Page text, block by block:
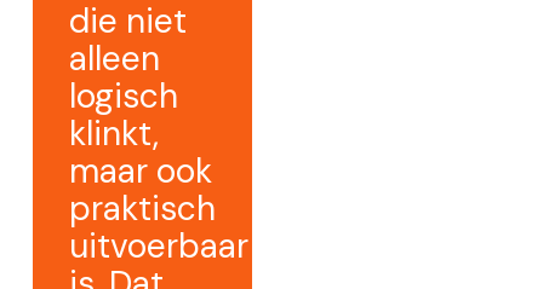
die niet
alleen
logisch
klinkt,
maar ook
praktisch
uitvoerbaar